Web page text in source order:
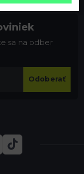
sa na odber
Odoberať